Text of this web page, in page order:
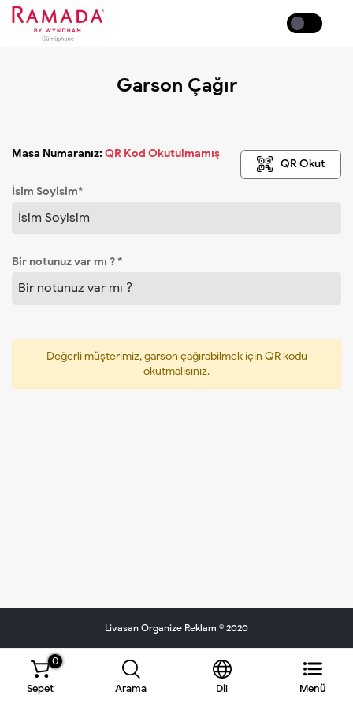
Coffee
Garson Çağır
Masa Numaranız:QR Kod Okutulmamış
QR Okut
İsim Soyisim*
Bir notunuz var mı ? *
Değerli müşterimiz, garson çağırabilmek için QR kodu
okutmalısınız.
Livasan Organize Reklam © 2020
0
Sepet Arama Dil Menü